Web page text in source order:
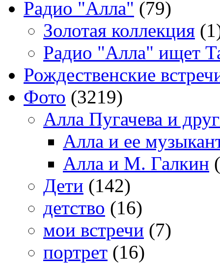
Радио "Алла" (79)
Золотая коллекция
Радио "Алла" ищет
Рождественские
Фото (3219)
Алла Пугачева и
Алла и ее
Алла и М. Галкин
Дети (142)
детство (16)
мои встречи (7)
портрет (16)